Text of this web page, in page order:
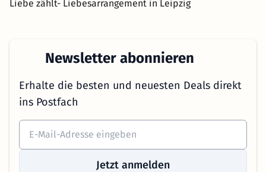
Liebe zählt- Liebesarrangement in Leipzig
Newsletter abonnieren
Erhalte die besten und neuesten Deals direkt
ins Postfach
Jetzt anmelden